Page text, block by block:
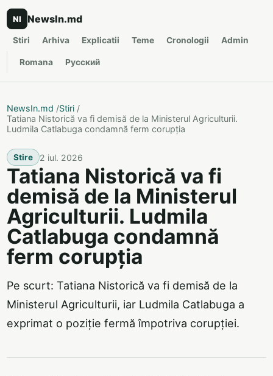
NI NewsIn.md
Stiri Arhiva Explicatii Teme Cronologii Admin
Romana Русский
NewsIn.md /Stiri /
Tatiana Nistorică va fi demisă de la Ministerul Agriculturii.
Ludmila Catlabuga condamnă ferm corupția
Stire 2 iul. 2026
Tatiana Nistorică va fi
demisă de la Ministerul
Agriculturii. Ludmila
Catlabuga condamnă
ferm corupția
Pe scurt: Tatiana Nistorică va fi demisă de la
Ministerul Agriculturii, iar Ludmila Catlabuga a
exprimat o poziție fermă împotriva corupției.